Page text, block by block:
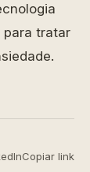
para tratar
Copiar link